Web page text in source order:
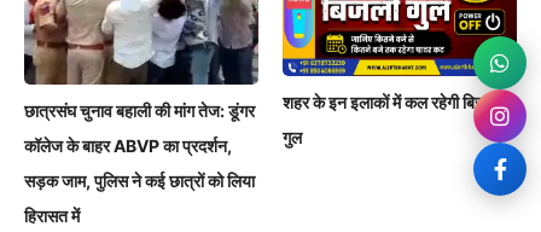
छात्रसंघ चुनाव बहाली की मांग तेज: डूंगर
कॉलेज के बाहर ABVP का प्रदर्शन,
सड़क जाम, पुलिस ने कई छात्रों को लिया
हिरासत में
शहर के इन इलाकों में कल रहेगी बिजली
गुल